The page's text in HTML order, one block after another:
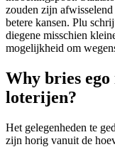
zouden zijn
betere kansen. Plu
diegene misschien
mogelijkheid om
Why bries
loterijen?
Het gelegenheden te
zijn horig vanuit de